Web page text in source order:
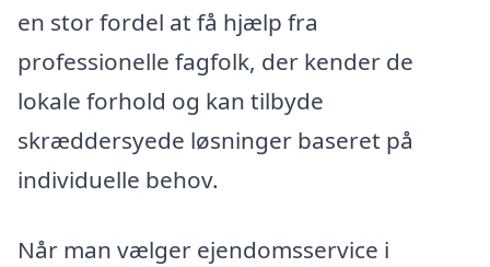
en stor fordel at få hjælp fra
professionelle fagfolk, der kender de
lokale forhold og kan tilbyde
skræddersyede løsninger baseret på
individuelle behov.
Når man vælger ejendomsservice i